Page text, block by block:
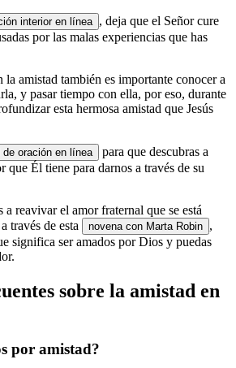
interior en línea , deja que el Señor cure
por las malas experiencias que has
la amistad también es importante conocer a
y pasar tiempo con ella, por eso, durante
esta hermosa amistad que Jesús
oración en línea
para que descubras a
que Él tiene para darnos a través de su
reavivar el amor fraternal que se está
través de esta
novena con Marta Robin ,
significa ser amados por Dios y puedas
sobre la amistad en
por amistad?